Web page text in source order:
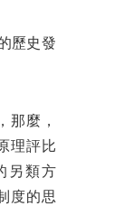
歷史發
那麼，
理評比
另類方
度的思